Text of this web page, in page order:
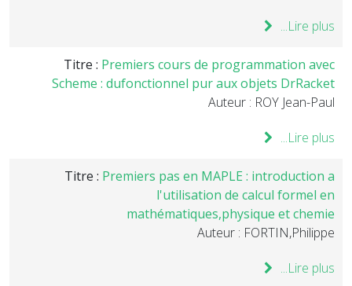
Lire plus...
Titre : Premiers cours de programmation avec
Scheme : dufonctionnel pur aux objets DrRacket
Auteur : ROY Jean-Paul
Lire plus...
Titre : Premiers pas en MAPLE : introduction a
l'utilisation de calcul formel en
mathématiques,physique et chemie
Auteur : FORTIN,Philippe
Lire plus...